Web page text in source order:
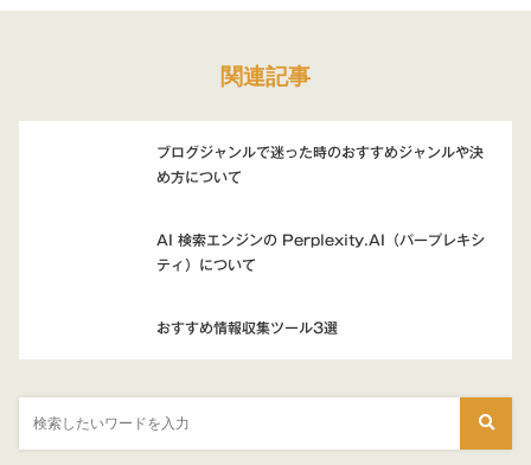
関連記事
ブログジャンルで迷った時のおすすめジャンルや決
め方について
AI 検索エンジンの Perplexity.AI（パープレキシ
ティ）について
おすすめ情報収集ツール3選